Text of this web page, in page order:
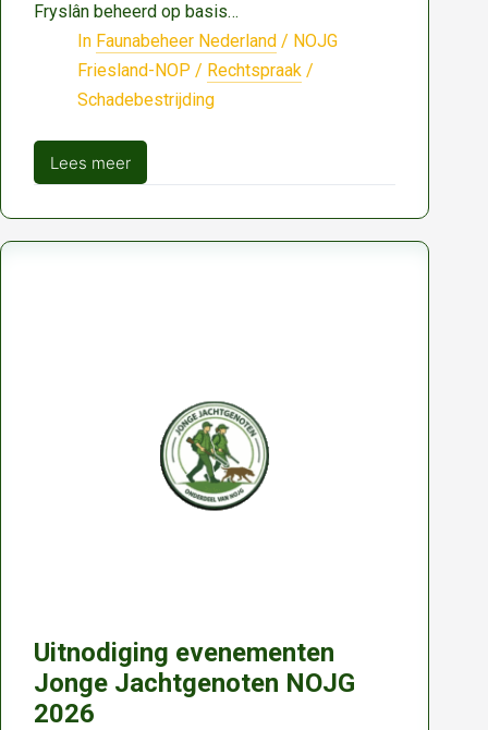
Fryslân beheerd op basis…
In Faunabeheer Nederland / NOJG
Friesland-NOP / Rechtspraak /
Schadebestrijding
Lees meer
Sinds
vergunning
voor
populatiebeheer.
Uitnodiging evenementen
Jonge Jachtgenoten NOJG
2026